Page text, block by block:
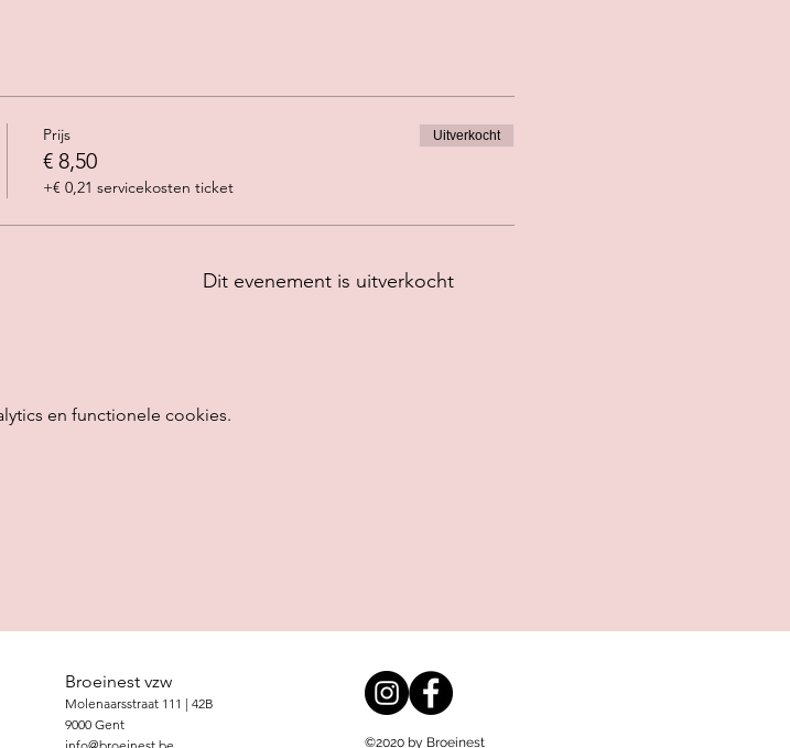
Prijs
€ 8,50
+€ 0,21 servicekosten ticket
Uitverkocht
Dit evenement is uitverkocht
en functionele cookies.
Broeinest vzw
Molenaarsstraat 111 | 42B
9000 Gent
©2020 by Broeinest